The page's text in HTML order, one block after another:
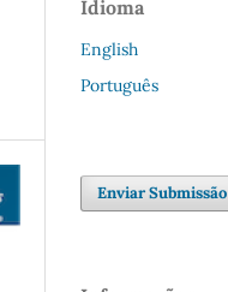
Idioma
English
Português
Enviar Submissão